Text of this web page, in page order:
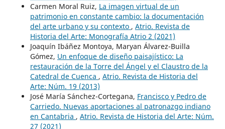
Carmen Moral Ruiz, La imagen virtual de un
patrimonio en constante cambio: la documentación
del arte urbano y su contexto , Atrio. Revista de
Historia del Arte: Monografía Atrio 2 (2021)
Joaquín Ibáñez Montoya, Maryan Álvarez-Builla
Gómez, Un enfoque de diseño paisajístico: La
restauración de la Torre del Ángel y el Claustro de la
Catedral de Cuenca , Atrio. Revista de Historia del
Arte: Núm. 19 (2013)
José María Sánchez-Cortegana, Francisco y Pedro de
Carriedo. Nuevas aportaciones al patronazgo indiano
en Cantabria , Atrio. Revista de Historia del Arte: Núm.
27 (2021)